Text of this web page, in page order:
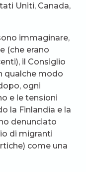
Uniti, Canada,
immaginare,
(che erano
il Consiglio
qualche modo
ogni
e le tensioni
la Finlandia e la
denunciato
di migranti
come una